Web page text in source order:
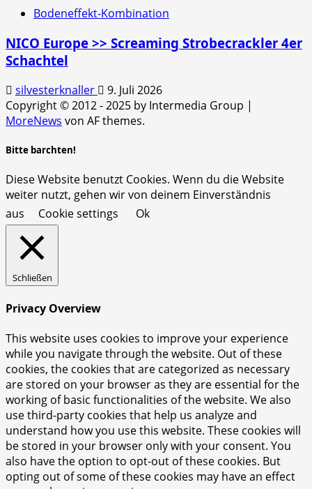
Bodeneffekt-Kombination
NICO Europe >> Screaming Strobecrackler 4er
Schachtel
silvesterknaller
9. Juli 2026
Copyright © 2012 - 2025 by Intermedia Group |
MoreNews von AF themes.
Bitte barchten!
Diese Website benutzt Cookies. Wenn du die Website
weiter nutzt, gehen wir von deinem Einverständnis
aus
Cookie settings Ok
Schließen
Privacy Overview
This website uses cookies to improve your experience
while you navigate through the website. Out of these
cookies, the cookies that are categorized as necessary
are stored on your browser as they are essential for the
working of basic functionalities of the website. We also
use third-party cookies that help us analyze and
understand how you use this website. These cookies will
be stored in your browser only with your consent. You
also have the option to opt-out of these cookies. But
opting out of some of these cookies may have an effect